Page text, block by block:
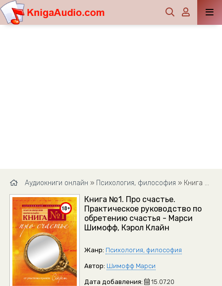
Аудиокниги онлайн » Психология, философия » Книга №1. Про счастье. Практическое руководство по обретению счастья - Марси Шимофф, Кэрол Клайн
Книга №1. Про счастье.
Практическое руководство по
обретению счастья - Марси
Шимофф, Кэрол Клайн
Жанр: Психология, философия
Автор: Шимофф Марси
Дата добавления: 15.07.20